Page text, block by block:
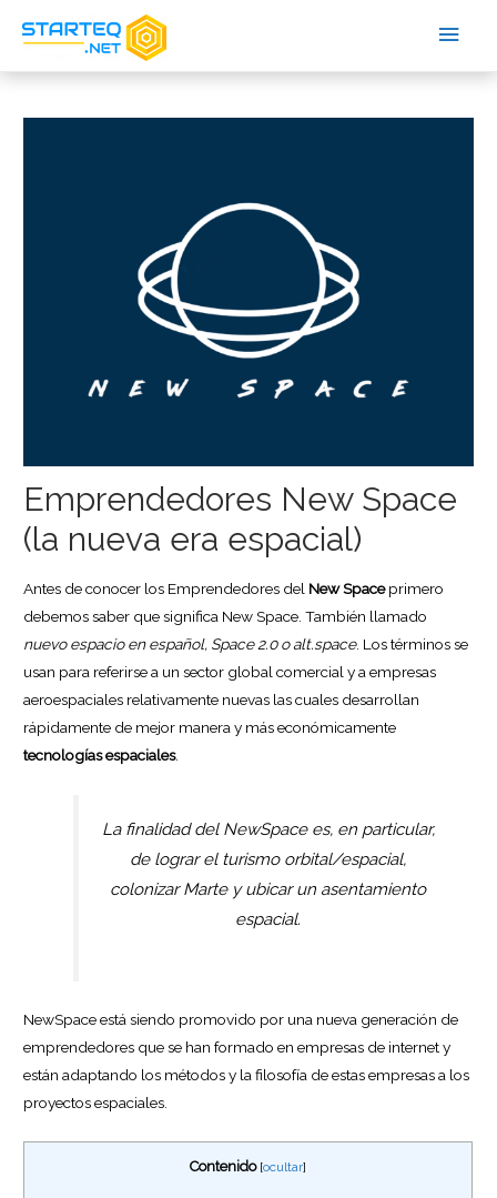
Emprendedores New Space
(la nueva era espacial)
Antes de conocer los Emprendedores del New Spaceprimero
debemos saber que significa New Space. También llamado
nuevo espacio en español, Space 2.0 o alt.space. Los términos se
usan para referirse a un sector global comercial y a empresas
aeroespaciales relativamente nuevas las cuales desarrollan
rápidamente de mejor manera y más económicamente
tecnologías espaciales.
La finalidad del NewSpace es, en particular,
de lograr el turismo orbital/espacial,
colonizar Marte y ubicar un asentamiento
espacial.
NewSpace está siendo promovido por una nueva generación de
emprendedores que se han formado en empresas de internet y
están adaptando los métodos y la filosofía de estas empresas a los
proyectos espaciales.
Contenido [ocultar]